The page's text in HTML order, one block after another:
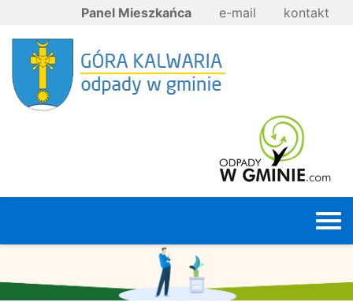
Panel Mieszkańca e-mail kontakt